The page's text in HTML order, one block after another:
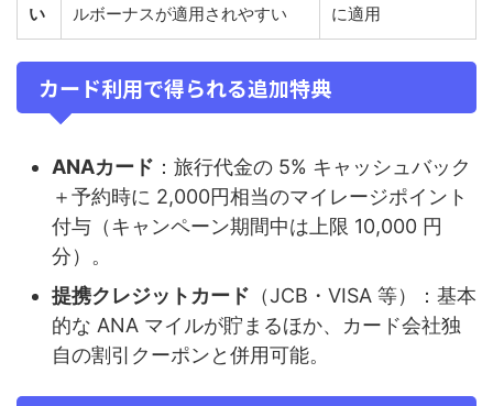
い
ルボーナスが適用されやすい
に適用
カード利用で得られる追加特典
ANAカード ：旅行代金の 5% キャッシュバック
＋予約時に 2,000円相当のマイレージポイント
付与（キャンペーン期間中は上限 10,000 円
分）。
提携クレジットカード （JCB・VISA 等）：基本
的な ANA マイルが貯まるほか、カード会社独
自の割引クーポンと併用可能。